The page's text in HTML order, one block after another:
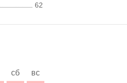
62
сб
вс